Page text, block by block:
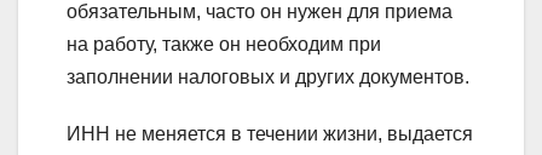
обязательным, часто он нужен для приема
на работу, также он необходим при
заполнении налоговых и других документов.
ИНН не меняется в течении жизни, выдается